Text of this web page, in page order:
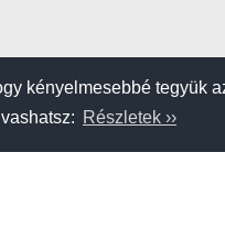
kényelmesebbé tegyük
Részletek ››